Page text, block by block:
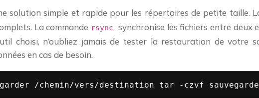
solution simple et rapide pour les répertoires de petite taille.
La commande rsync synchronise les fichiers entre deux
choisi, n’oubliez jamais de tester la restauration de votre
en cas de besoin.
/chemin/vers/destination tar -czvf